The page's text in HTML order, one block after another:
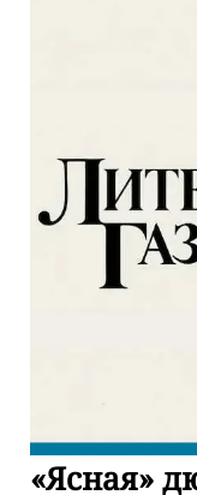
«Ясная»